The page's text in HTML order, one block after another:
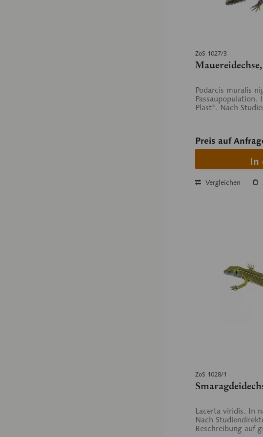
ZoS 1027/3
Podarcis muralis
Passaupopulation.
Plast®. Nach
Preis auf
In
Vergleichen
ZoS 1028/1
Lacerta viridis. In
Nach
Beschreibung auf